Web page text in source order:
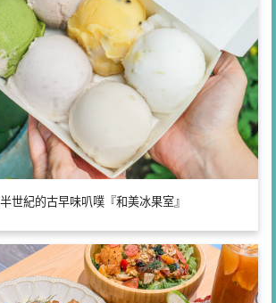
世紀的古早味叭噗『和美冰果室』